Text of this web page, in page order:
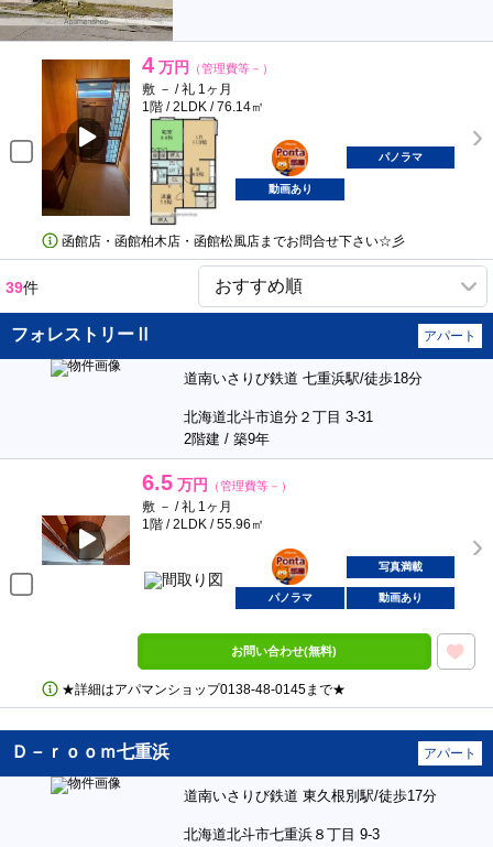
4 万円 （管理費等－）
敷 － / 礼 1ヶ月
1階 / 2LDK / 76.14㎡
ポンタ
部屋
パノラマ
動画あり
函館店・函館柏木店・函館松風店までお問合せ下さい☆彡
39件
フォレストリーⅡ アパート
道南いさりび鉄道 七重浜駅/徒歩18分
北海道北斗市追分２丁目 3-31
2階建 / 築9年
6.5 万円 （管理費等－）
敷 － / 礼 1ヶ月
1階 / 2LDK / 55.96㎡
ポンタ
部屋
写真満載
パノラマ 動画あり
お問い合わせ(無料)
★詳細はアパマンショップ0138‐48‐0145まで★
Ｄ－ｒｏｏｍ七重浜 アパート
道南いさりび鉄道 東久根別駅/徒歩17分
北海道北斗市七重浜８丁目 9-3